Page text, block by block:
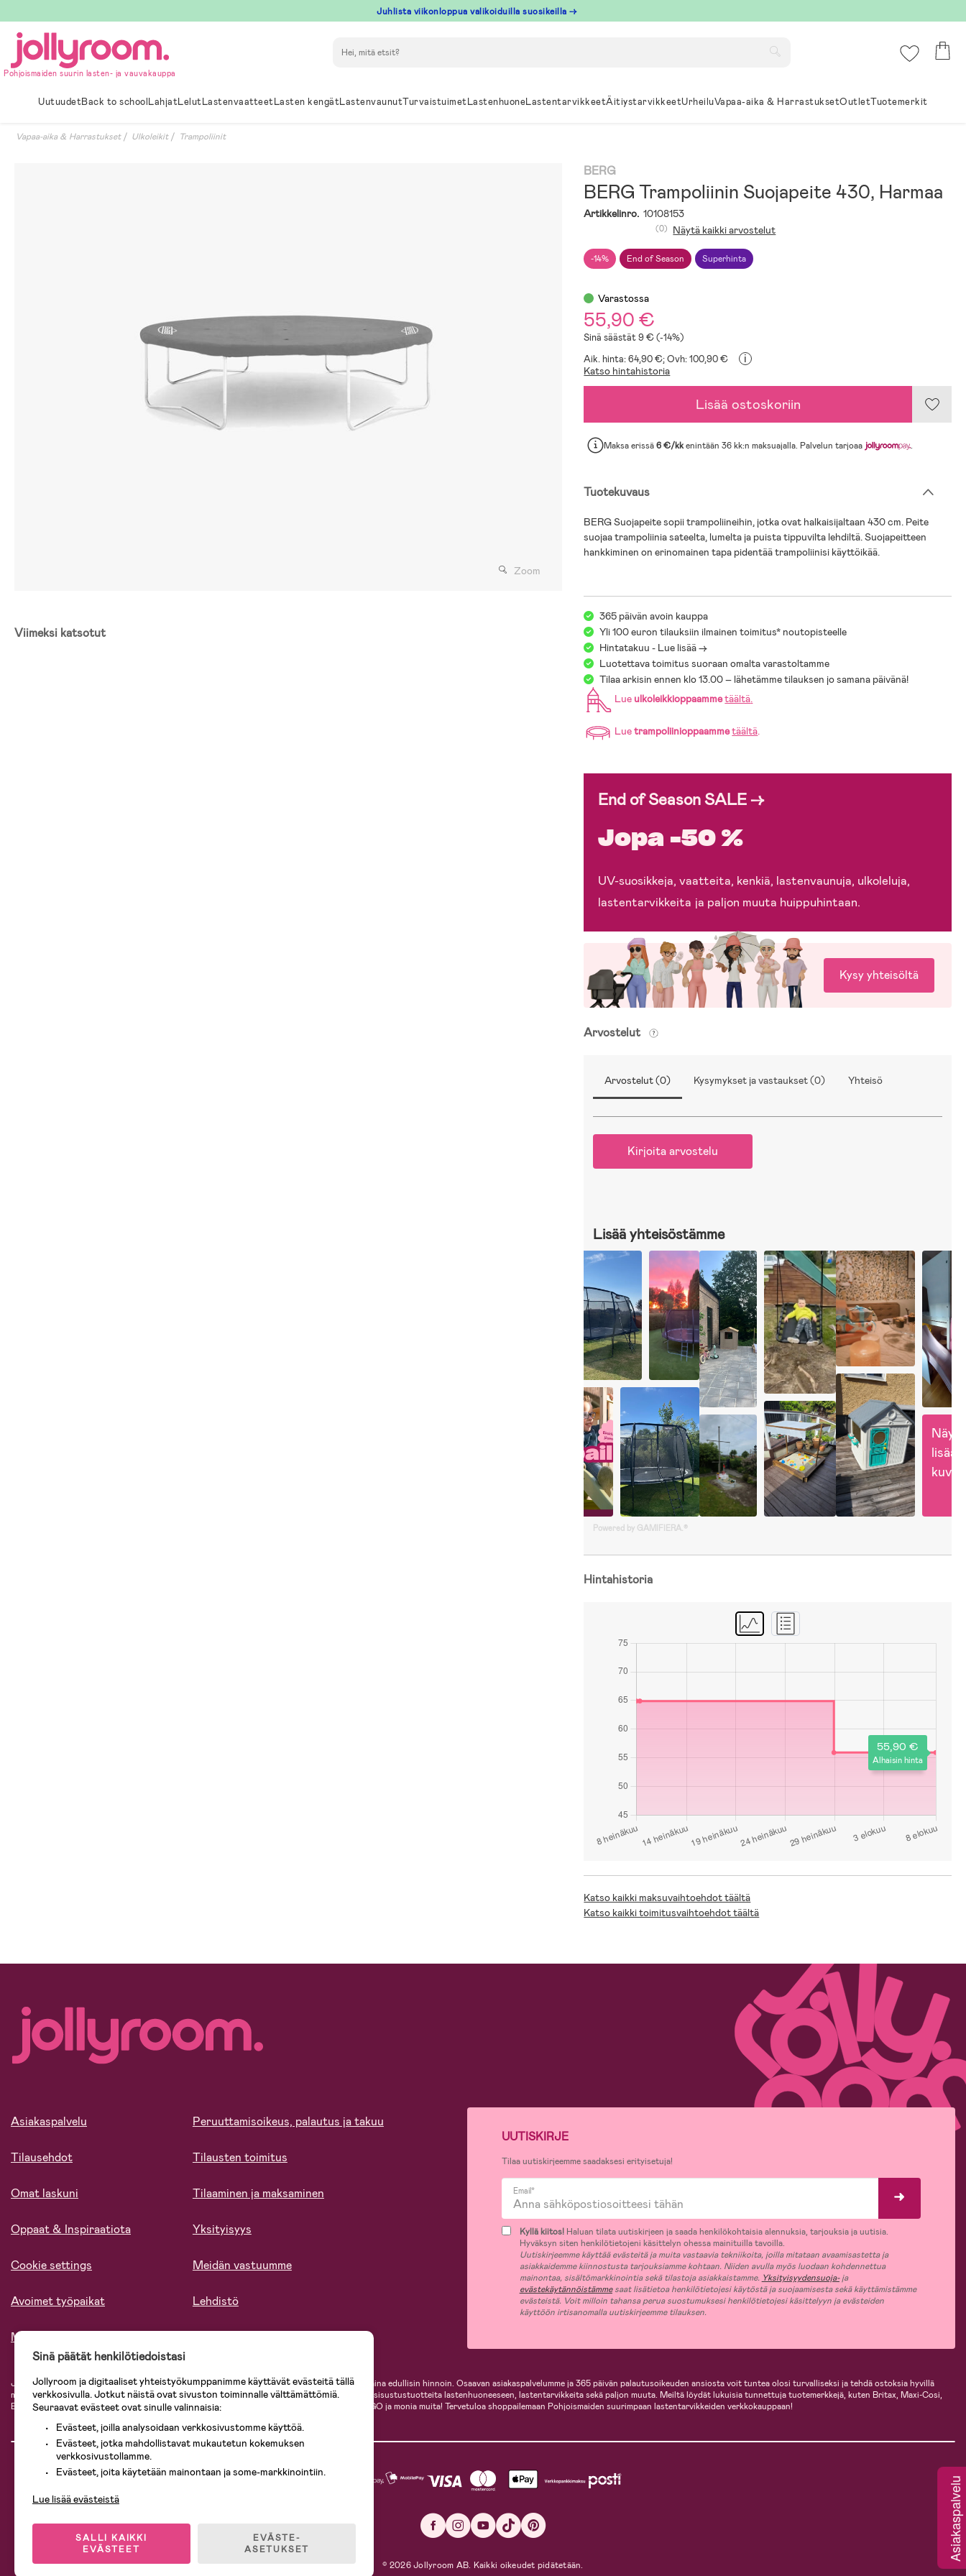
till
innehållet
Juhlista viikonloppua valikoiduilla suosikeilla →
Pohjoismaiden suurin lasten- ja vauvakauppa
UutuudetBack to schoolLahjatLelutLastenvaatteetLasten kengätLastenvaunutTurvaistuimetLastenhuoneLastentarvikkeetÄitiystarvikkeetUrheiluVapaa-aika & HarrastuksetOutletTuotemerkit
Vapaa-aika & Harrastukset Ulkoleikit Trampoliinit
Zoom
Viimeksi katsotut
BERG
BERG Trampoliinin Suojapeite 430, Harmaa
Artikkelinro. 10108153
-14% End of Season Superhinta
(0) Näytä kaikki arvostelut
Varastossa
55,90 €
Sinä säästät 9 € (-14%)
Aik. hinta: 64,90 €;Ovh: 100,90 € i
Katso hintahistoria
Lisää ostoskoriin
Maksa erissä6 €/kkenintään 36 kk:n maksuajalla. Palvelun tarjoaa .
Tuotekuvaus
BERG Suojapeite sopii trampoliineihin, jotka ovat halkaisijaltaan 430 cm. Peite
suojaa trampoliinia sateelta, lumelta ja puista tippuvilta lehdiltä. Suojapeitteen
hankkiminen on erinomainen tapa pidentää trampoliinisi käyttöikää.
365 päivän avoin kauppa
Yli 100 euron tilauksiin ilmainen toimitus* noutopisteelle
Hintatakuu - Lue lisää ->
Luotettava toimitus suoraan omalta varastoltamme
Tilaa arkisin ennen klo 13.00 – lähetämme tilauksen jo samana päivänä!
Lue ulkoleikkioppaammetäältä.
Luetrampoliinioppaammetäältä.
End of Season SALE →
Jopa -50 %
UV-suosikkeja, vaatteita, kenkiä, lastenvaunuja, ulkoleluja,
lastentarvikkeita ja paljon muuta huippuhintaan.
Kysy yhteisöltä
Arvostelut
Arvostelut (0) Kysymykset ja vastaukset (0) Yhteisö
Kirjoita arvostelu
Lisää yhteisöstämme
lisää
kuvia
Powered by GAMIFIERA.®
Hintahistoria
55,90 €
Alhaisin hinta
Katso kaikki maksuvaihtoehdot täältä
Katso kaikki toimitusvaihtoehdot täältä
Asiakaspalvelu
Tilausehdot
Omat laskuni
Oppaat & Inspiraatiota
Cookie settings
Avoimet työpaikat
Meistä
Peruuttamisoikeus, palautus ja takuu
Tilausten toimitus
Tilaaminen ja maksaminen
Yksityisyys
Meidän vastuumme
Lehdistö
UUTISKIRJE
Tilaa uutiskirjeemme saadaksesi erityisetuja!
Email*
Kyllä kiitos!Haluan tilata uutiskirjeen ja saada henkilökohtaisia alennuksia, tarjouksia ja uutisia.
Hyväksyn siten henkilötietojeni käsittelyn ohessa mainituilla tavoilla.
Uutiskirjeemme käyttää evästeitä ja muita vastaavia tekniikoita, joilla mitataan avaamisastetta ja
asiakkaidemme kiinnostusta tarjouksiamme kohtaan. Niiden avulla myös luodaan kohdennettua
mainontaa, sisältömarkkinointia sekä tilastoja asiakkaistamme. Yksityisyydensuoja-ja
evästekäytännöistämmesaat lisätietoa henkilötietojesi käytöstä ja suojaamisesta sekä käyttämistämme
evästeistä. Voit milloin tahansa perua suostumuksesi henkilötietojesi käsittelyyn ja evästeiden
käyttöön irtisanomalla uutiskirjeemme tilauksen.
Jollyroomin laajasta valikoimasta tilaat kaiken tarvittavan lapsiperheelle nopeasti, helposti ja aina edullisin hinnoin. Osaavan asiakaspalvelumme ja 365 päivän palautusoikeuden ansiosta voit tuntea olosi turvalliseksi ja tehdä ostoksia hyvillä
mielin. Jollyroomilta saat lastenvaunut, turvaistuimet, vaatteet vauvoille ja lapsille, inspiroivia sisustustuotteita lastenhuoneeseen, lastentarvikkeita sekä paljon muuta. Meiltä löydät lukuisia tunnettuja tuotemerkkejä, kuten Britax, Maxi-Cosi,
Baby Jogger, BabyBjörn, Didriksons, KidKraft, Ergobaby, Philips Avent, Neonate, Cybex, LEGO ja monia muita! Tervetuloa shoppailemaan Pohjoismaiden suurimpaan lastentarvikkeiden verkkokauppaan!
© 2026 Jollyroom AB. Kaikki oikeudet pidätetään.
Sinä päätät henkilötiedoistasi
Jollyroom ja digitaaliset yhteistyökumppanimme käyttävät evästeitä tällä
verkkosivulla. Jotkut näistä ovat sivuston toiminnalle välttämättömiä.
Seuraavat evästeet ovat sinulle valinnaisia:
Evästeet, joilla analysoidaan verkkosivustomme käyttöä.
Evästeet, jotka mahdollistavat mukautetun kokemuksen
verkkosivustollamme.
Evästeet, joita käytetään mainontaan ja some-markkinointiin.
Lue lisää evästeistä
SALLI KAIKKI
EVÄSTEET
EVÄSTE-
ASETUKSET
Asiakaspalvelu